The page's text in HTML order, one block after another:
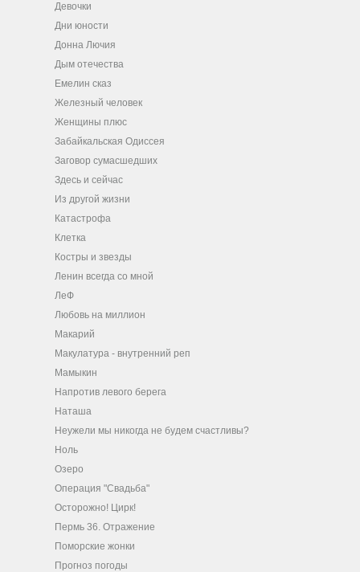
Девочки
Дни юности
Донна Лючия
Дым отечества
Емелин сказ
Железный человек
Женщины плюс
Забайкальская Одиссея
Заговор сумасшедших
Здесь и сейчас
Из другой жизни
Катастрофа
Клетка
Костры и звезды
Ленин всегда со мной
ЛеФ
Любовь на миллион
Макарий
Макулатура - внутренний реп
Мамыкин
Напротив левого берега
Наташа
Неужели мы никогда не будем счастливы?
Ноль
Озеро
Операция "Свадьба"
Осторожно! Цирк!
Пермь 36. Отражение
Поморские жонки
Прогноз погоды